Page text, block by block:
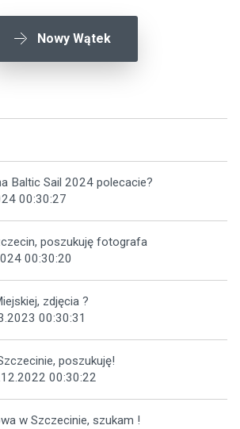
Nowy Wątek
Baltic Sail 2024 polecacie?
00:30:27
poszukuję fotografa
00:30:20
zdjęcia ?
00:30:31
poszukuję!
00:30:22
w Szczecinie, szukam !